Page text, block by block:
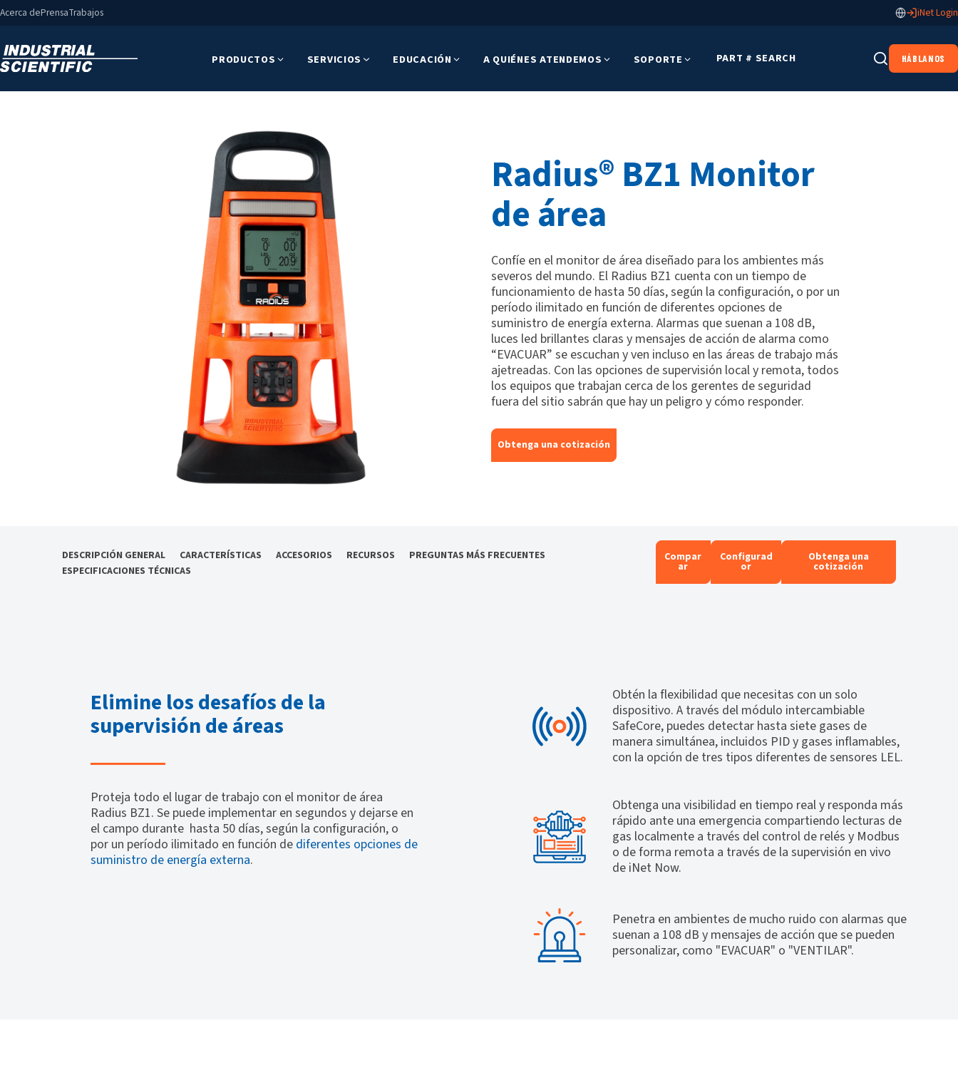
Acerca dePrensaTrabajos iNet Login
PRODUCTOS SERVICIOS EDUCACIÓN A QUIÉNES ATENDEMOS SOPORTE PART # SEARCH HÁBLANOS
Radius® BZ1 Monitor
de área
Confíe en el monitor de área diseñado para los ambientes más
severos del mundo. El Radius BZ1 cuenta con un tiempo de
funcionamiento de hasta 50 días, según la configuración, o por un
período ilimitado en función de diferentes opciones de
suministro de energía externa. Alarmas que suenan a 108 dB,
luces led brillantes claras y mensajes de acción de alarma como
“EVACUAR” se escuchan y ven incluso en las áreas de trabajo más
ajetreadas. Con las opciones de supervisión local y remota, todos
los equipos que trabajan cerca de los gerentes de seguridad
fuera del sitio sabrán que hay un peligro y cómo responder.
Obtenga una cotización
DESCRIPCIÓN GENERAL CARACTERÍSTICAS ACCESORIOS RECURSOS
PREGUNTAS MÁS FRECUENTES
ESPECIFICACIONES TÉCNICAS
Compar
ar
Configurad
or
Obtenga una
cotización
Elimine los desafíos de la
supervisión de áreas
Proteja todo el lugar de trabajo con el monitor de área
Radius BZ1. Se puede implementar en segundos y dejarse en
el campo durante hasta 50 días, según la configuración, o
por un período ilimitado en función de diferentes opciones de
suministro de energía externa.
Obtén la flexibilidad que necesitas con un solo
dispositivo. A través del módulo intercambiable
SafeCore, puedes detectar hasta siete gases de
manera simultánea, incluidos PID y gases inflamables,
con la opción de tres tipos diferentes de sensores LEL.
Obtenga una visibilidad en tiempo real y responda más
rápido ante una emergencia compartiendo lecturas de
gas localmente a través del control de relés y Modbus
o de forma remota a través de la supervisión en vivo
de iNet Now.
Penetra en ambientes de mucho ruido con alarmas que
suenan a 108 dB y mensajes de acción que se pueden
personalizar, como "EVACUAR" o "VENTILAR".